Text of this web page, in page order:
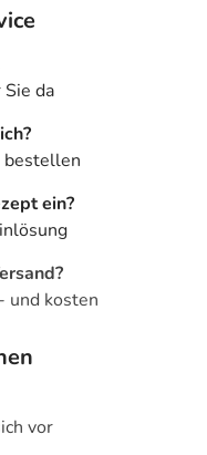
da
bestellen
ein?
und kosten
vor